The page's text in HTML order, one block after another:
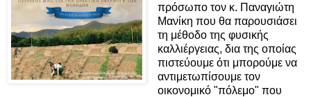
πρόσωπο τον κ. Παναγιώτη
Μανίκη που θα παρουσιάσει
τη μέθοδο της φυσικής
καλλιέργειας, δια της οποίας
πιστεύουμε ότι μπορούμε να
αντιμετωπίσουμε τον
οικονομικό "πόλεμο" που